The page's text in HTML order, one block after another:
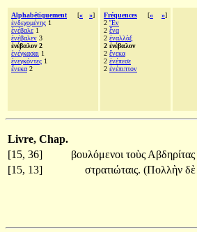
Alphabétiquement [« »]
ἐνδεχομένης 1
ἐνέβαλε 1
ἐνέβαλεν 3
ἐνέβαλον 2
ἐνέγκασαι 1
ἐνεγκόντες 1
ἕνεκα 2
Fréquences [« »]
2 Ἔν
2 ἕνα
2 ἐναλλὰξ
2 ἐνέβαλον
2 ἕνεκα
2 ἐνέπεσε
2 ἐνέπιπτον
Livre, Chap.
[15, 36]
βουλόμενοι τοὺς Αβδηρίτας
[15, 13]
στρατιώταις. (Πολλὴν δὲ